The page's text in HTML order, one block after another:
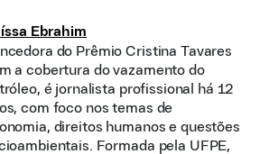
Ebrahim
do Prêmio Cristina Tavares
a cobertura do vazamento do
é jornalista profissional há 12
com foco nos temas de
direitos humanos e questões
Formada pela UFPE,